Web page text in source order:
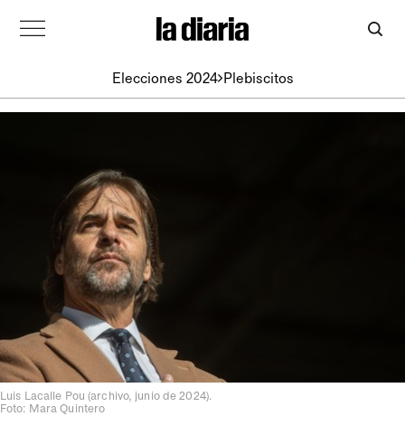
Elecciones 2024 Plebiscitos
Luis Lacalle Pou (archivo, junio de 2024).
Foto: Mara Quintero